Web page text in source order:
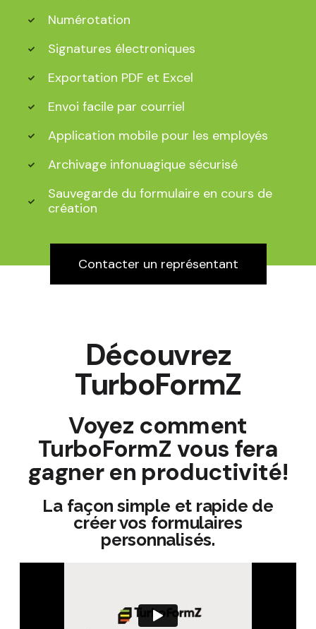
Numérotation
Signatures électroniques
Exportation PDF et Excel
Envoi facile par courriel
Application mobile pour les employés
Archivage infonuagique sécurisé
Sauvegarde du formulaire en cours de
création
Contacter un représentant
Découvrez
TurboFormZ
Voyez comment
TurboFormZ vous fera
gagner en productivité!
La façon simple et rapide de
créer vos formulaires
personnalisés.